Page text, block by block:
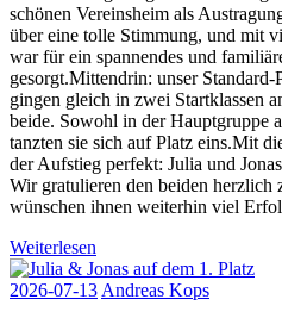
schönen Vereinsheim als
über eine tolle Stimmung, und mit
war für ein spannendes und
gesorgt.Mittendrin: unser Standard-
gingen gleich in zwei Startklassen
beide. Sowohl in der Hauptgruppe
tanzten sie sich auf Platz eins.Mit
der Aufstieg perfekt: Julia und
Wir gratulieren den beiden herzlich
wünschen ihnen weiterhin viel
Weiterlesen
2026-07-13 Andreas Kops